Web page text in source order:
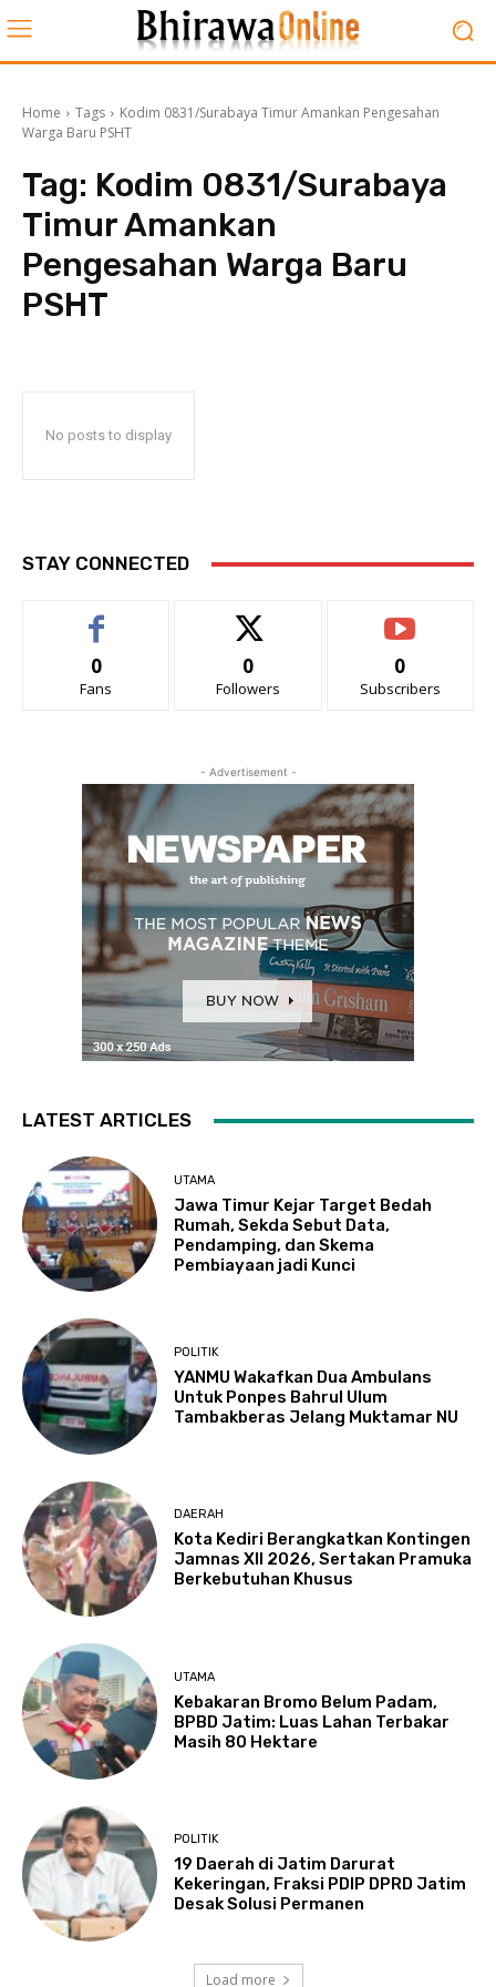
Home Tags
Kodim 0831/Surabaya Timur Amankan Pengesahan
Warga Baru PSHT
Tag: Kodim 0831/Surabaya
Timur Amankan
Pengesahan Warga Baru
PSHT
No posts to display
STAY CONNECTED
0
Fans
0
Followers
0
Subscribers
- Advertisement -
LATEST ARTICLES
UTAMA
Jawa Timur Kejar Target Bedah
Rumah, Sekda Sebut Data,
Pendamping, dan Skema
Pembiayaan jadi Kunci
POLITIK
YANMU Wakafkan Dua Ambulans
Untuk Ponpes Bahrul Ulum
Tambakberas Jelang Muktamar NU
DAERAH
Kota Kediri Berangkatkan Kontingen
Jamnas XII 2026, Sertakan Pramuka
Berkebutuhan Khusus
UTAMA
Kebakaran Bromo Belum Padam,
BPBD Jatim: Luas Lahan Terbakar
Masih 80 Hektare
POLITIK
19 Daerah di Jatim Darurat
Kekeringan, Fraksi PDIP DPRD Jatim
Desak Solusi Permanen
Load more